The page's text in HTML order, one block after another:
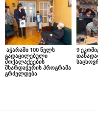
აჭარაში 100 წელს
გადაცილებული
მოქალაქეების
მხარდაჭერის პროგრამა
გრძელდება
9